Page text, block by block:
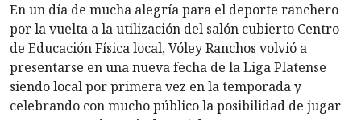
En un día de mucha alegría para el deporte ranchero
por la vuelta a la utilización del salón cubierto Centro
de Educación Física local, Vóley Ranchos volvió a
presentarse en una nueva fecha de la Liga Platense
siendo local por primera vez en la temporada y
celebrando con mucho público la posibilidad de jugar